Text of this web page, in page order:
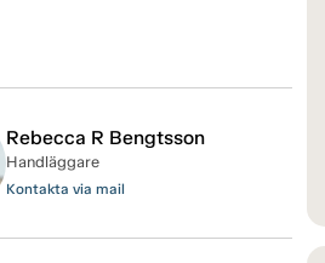
Rebecca R Bengtsson
Handläggare
Kontakta via mail